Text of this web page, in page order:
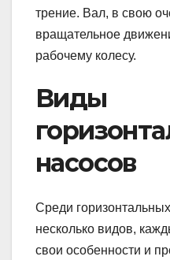
трение. Вал, в свою
вращательное
рабочему колесу.
Виды
насосов
Среди
несколько видов,
свои особенности и